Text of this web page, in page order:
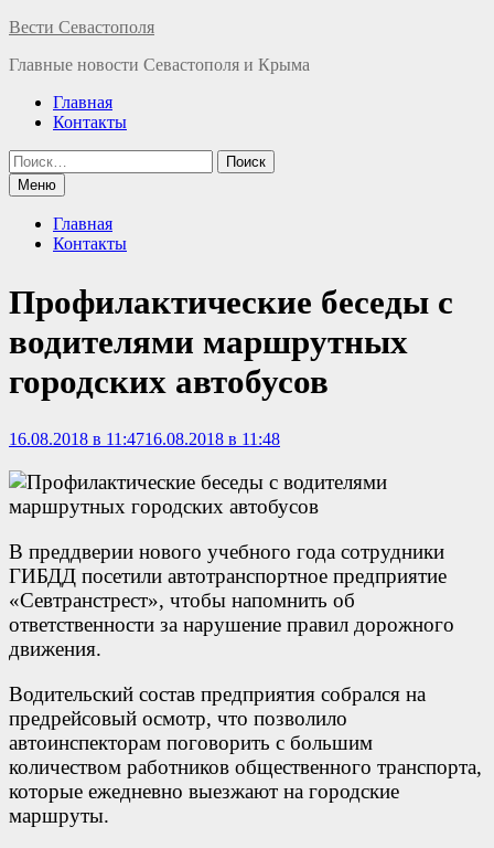
Перейти
содержимому
Вести Севастополя
Главные новости Севастополя и Крыма
Главная
Контакты
Найти:
Меню
Главная
Контакты
Профилактические беседы с
водителями маршрутных
городских автобусов
16.08.2018 в 11:4716.08.2018 в 11:48
В преддверии нового учебного года сотрудники
ГИБДД посетили автотранспортное предприятие
«Севтранстрест», чтобы напомнить об
ответственности за нарушение правил дорожного
движения.
Водительский состав предприятия собрался на
предрейсовый осмотр, что позволило
автоинспекторам поговорить с большим
количеством работников общественного транспорта,
которые ежедневно выезжают на городские
маршруты.